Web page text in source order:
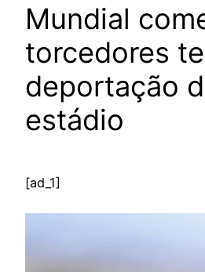
Mundial
torcedores
deportação
estádio
[ad_1]